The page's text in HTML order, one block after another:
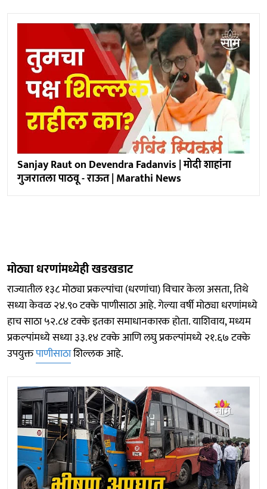
Sanjay Raut on Devendra Fadanvis | मोदी शाहांना
गुजरातला पाठवू - राऊत | Marathi News
मोठ्या धरणांमध्येही खडखडाट
राज्यातील १३८ मोठ्या प्रकल्पांचा (धरणांचा) विचार केला असता, तिथे
सध्या केवळ २४.९० टक्के पाणीसाठा आहे. गेल्या वर्षी मोठ्या धरणांमध्ये
हाच साठा ५२.८४ टक्के इतका समाधानकारक होता. याशिवाय, मध्यम
प्रकल्पांमध्ये सध्या ३३.१४ टक्के आणि लघु प्रकल्पांमध्ये २१.६७ टक्के
उपयुक्तपाणीसाठाशिल्लक आहे.